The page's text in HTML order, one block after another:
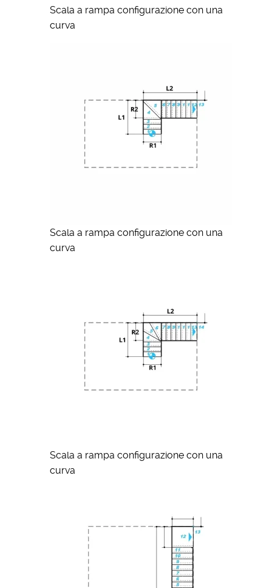
Scala a rampa configurazione con una
curva
Scala a rampa configurazione con una
curva
Scala a rampa configurazione con una
curva